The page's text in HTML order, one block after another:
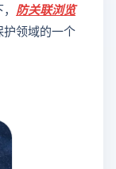
防关联浏览
领域的一个